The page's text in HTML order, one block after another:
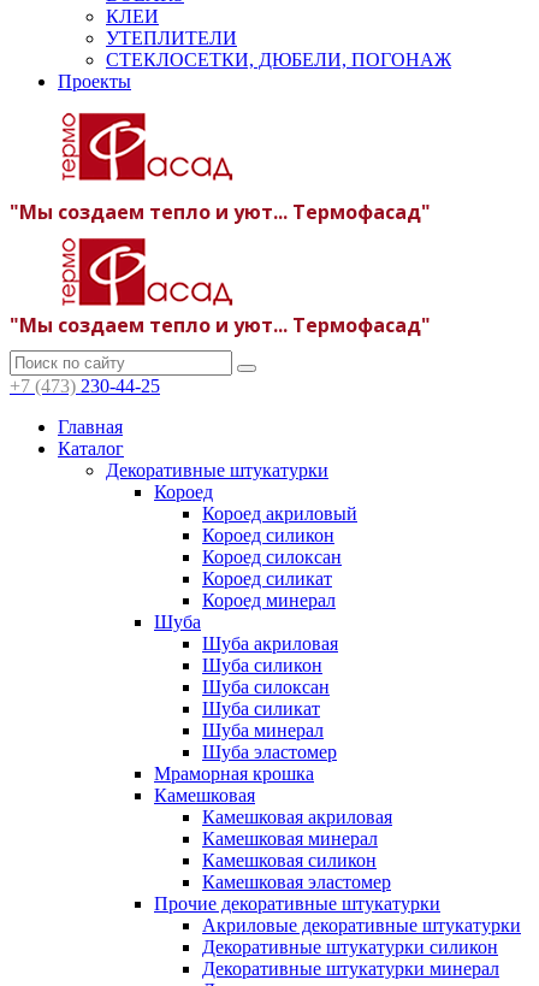
КЛЕИ
УТЕПЛИТЕЛИ
СТЕКЛОСЕТКИ, ДЮБЕЛИ, ПОГОНАЖ
Проекты
"Мы создаем тепло и уют... Термофасад"
"Мы создаем тепло и уют... Термофасад"
+7 (473) 230-44-25
Главная
Каталог
Декоративные штукатурки
Короед
Короед акриловый
Короед силикон
Короед силоксан
Короед силикат
Короед минерал
Шуба
Шуба акриловая
Шуба силикон
Шуба силоксан
Шуба силикат
Шуба минерал
Шуба эластомер
Мраморная крошка
Камешковая
Камешковая акриловая
Камешковая минерал
Камешковая силикон
Камешковая эластомер
Прочие декоративные штукатурки
Акриловые декоративные штукатурки
Декоративные штукатурки силикон
Декоративные штукатурки минерал